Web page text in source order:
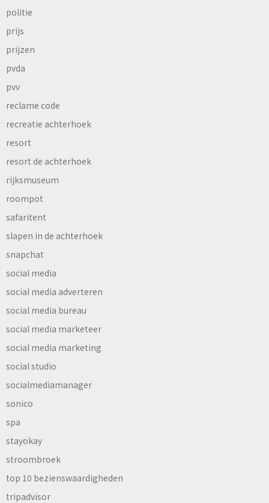
politie
prijs
prijzen
pvda
pvv
reclame code
recreatie achterhoek
resort
resort de achterhoek
rijksmuseum
roompot
safaritent
slapen in de achterhoek
snapchat
social media
social media adverteren
social media bureau
social media marketeer
social media marketing
social studio
socialmediamanager
sonico
spa
stayokay
stroombroek
top 10 bezienswaardigheden
tripadvisor